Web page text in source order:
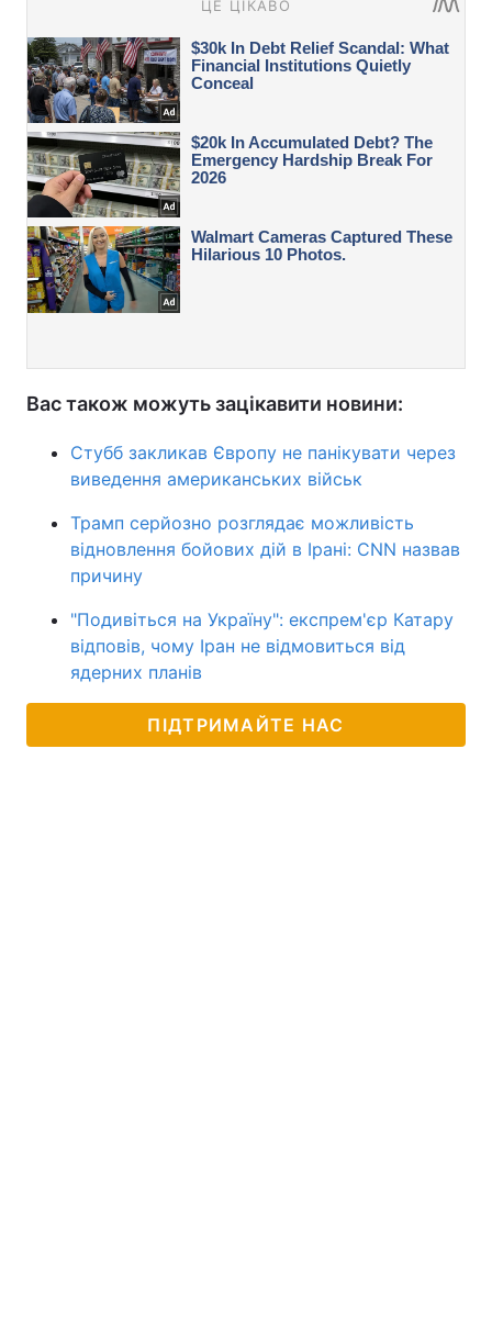
Вас також можуть зацікавити новини:
Стубб закликав Європу не панікувати через
виведення американських військ
Трамп серйозно розглядає можливість
відновлення бойових дій в Ірані: CNN назвав
причину
"Подивіться на Україну": експрем'єр Катару
відповів, чому Іран не відмовиться від
ядерних планів
ПІДТРИМАЙТЕ НАС